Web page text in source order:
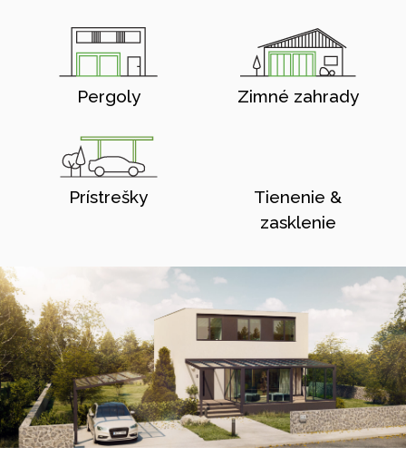
Pergoly Zimné zahrady
Prístrešky
Tienenie &
zasklenie